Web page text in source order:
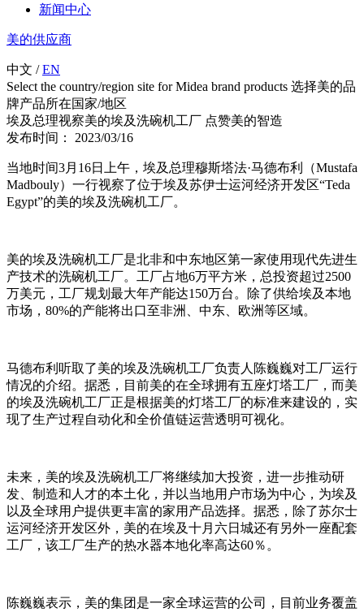
新闻中心
美的供应商
中文 / EN
Select the country/region site for Midea brand products 选择美的品
牌产品所在国家/地区
埃及总理视察美的埃及洗碗机工厂 点赞美的智造
发布时间： 2023/03/16
当地时间3月16日上午，埃及总理穆斯塔法·马德布利（Mustafa
Madbouly）一行视察了位于埃及苏伊士运河经济开发区“Teda
Egypt”的美的埃及洗碗机工厂。
美的埃及洗碗机工厂是北非和中东地区第一家使用现代先进生
产技术的洗碗机工厂。工厂占地6万平方米，总投资超过2500
万美元，工厂规划最大年产能达150万台。除了供给埃及本地
市场，80%的产能将出口至非洲、中东、欧洲等区域。
马德布利听取了美的埃及洗碗机工厂负责人陈巍巍对工厂运行
情况的介绍。据悉，目前美的在全球拥有五座灯塔工厂，而美
的埃及洗碗机工厂正是根据美的灯塔工厂的标准来建设的，实
现了生产过程自动化和全价值链运营透明可视化。
未来，美的埃及洗碗机工厂将继续加大投资，进一步推动研
发、制造和人才的本土化，并以当地用户市场为中心，为埃及
以及全球用户提供更丰富的家用产品选择。据悉，除了苏尔士
运河经济开发区外，美的在埃及十月六日城还有另外一座配套
工厂，该工厂生产的热水器本地化率高达60％。
陈巍巍表示，美的集团是一家全球运营的公司，目前业务覆盖